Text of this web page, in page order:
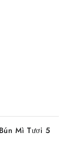
Mì Tươi 5